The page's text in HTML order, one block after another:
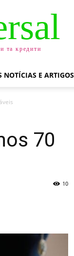
та кредити
NOTÍCIAS E ARTIGOS
70
10